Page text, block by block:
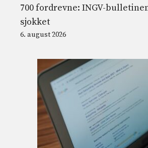
700 fordrevne: INGV-
sjokket
6. august 2026